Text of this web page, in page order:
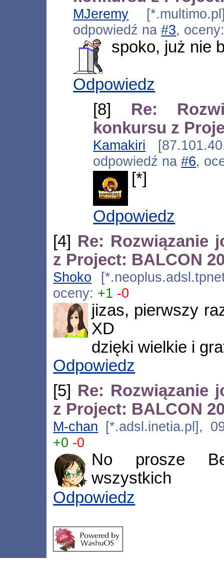
MJeremy
odpowiedź na#3,
spoko, już nie
Odpowiedz
[8] Re:
konkursu z
Kamakiri
odpowiedź na#6,
[*]
Odpowiedz
[4] Re: Rozwiązanie
z Project: BALCON
Shoko
oceny: +1 -0
jizas, pierwszy
XD
dzięki wielkie i
Odpowiedz
[5] Re: Rozwiązanie
z Project: BALCON
M-chan [*.adsl.inetia.pl],
+0 -0
No prosze
wszystkich
Odpowiedz